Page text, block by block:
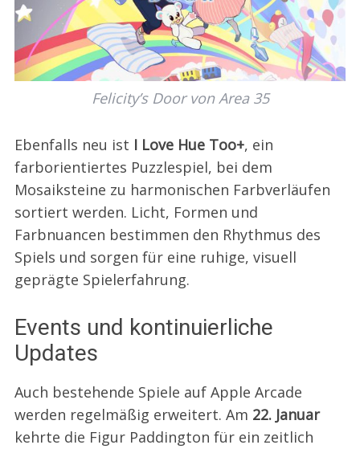
Felicity’s Door von Area 35
Ebenfalls neu ist I Love Hue Too+, ein
farborientiertes Puzzlespiel, bei dem
Mosaiksteine zu harmonischen Farbverläufen
sortiert werden. Licht, Formen und
Farbnuancen bestimmen den Rhythmus des
Spiels und sorgen für eine ruhige, visuell
geprägte Spielerfahrung.
Events und kontinuierliche
Updates
Auch bestehende Spiele auf Apple Arcade
werden regelmäßig erweitert. Am 22. Januar
kehrte die Figur Paddington für ein zeitlich